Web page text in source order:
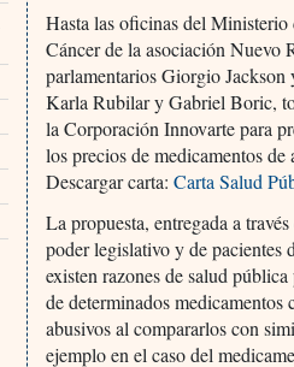
Hasta las oficinas del
Cáncer de la asociación Nuevo
parlamentarios Giorgio
Karla Rubilar y Gabriel Boric,
la Corporación Innovarte para
los precios de medicamentos
Descargar carta:Carta Salud
La propuesta, entregada a
poder legislativo y de pacientes
existen razones de salud
de determinados
abusivos al compararlos con
ejemplo en el caso del